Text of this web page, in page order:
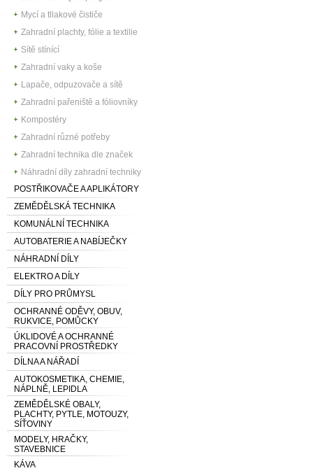
Mycí a tllakové čističe
Zahradní plachty, fólie a textilie
Sítě stínící
Zahradní vaky a koše
Lapače, odpuzovače a sítě
Zahradní pařeniště a fóliovníky
Kompostéry
Zahradní různé potřeby
Zahradní technika dle značek
Náhradní díly zahradní techniky
POSTŘIKOVAČE A APLIKÁTORY
ZEMĚDĚLSKÁ TECHNIKA
KOMUNÁLNÍ TECHNIKA
AUTOBATERIE A NABÍJEČKY
NÁHRADNÍ DÍLY
ELEKTRO A DÍLY
DÍLY PRO PRŮMYSL
OCHRANNÉ ODĚVY, OBUV,
RUKVICE, POMŮCKY
ÚKLIDOVÉ A OCHRANNÉ
PRACOVNÍ PROSTŘEDKY
DÍLNA A NÁŘADÍ
AUTOKOSMETIKA, CHEMIE,
NÁPLNĚ, LEPIDLA
ZEMĚDĚLSKÉ OBALY,
PLACHTY, PYTLE, MOTOUZY,
SÍŤOVINY
MODELY, HRAČKY,
STAVEBNICE
KÁVA